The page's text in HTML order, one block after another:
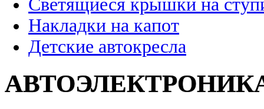
Светящиеся крышки на
Накладки на капот
Детские автокресла